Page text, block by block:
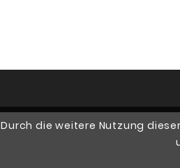
Durch die weitere Nutzung